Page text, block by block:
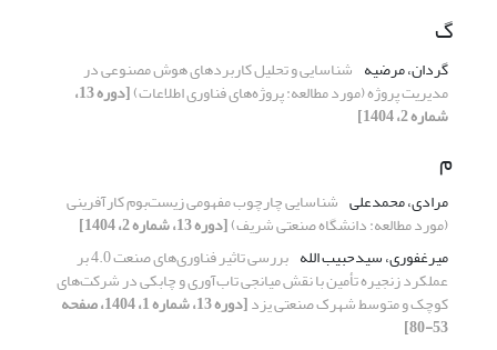
گ
گردان، مرضیه شناسایی و تحلیل کاربردهای هوش مصنوعی در
مدیریت پروژه (مورد مطالعه: پروژه‌های فناوری اطلاعات) [دوره 13،
شماره 2، 1404]
م
مرادی، محمدعلی شناسایی چارچوب مفهومی زیست‌بوم کارآفرینی
(مورد مطالعه: دانشگاه صنعتی شریف)[دوره 13، شماره 2، 1404]
میرغفوری، سیدحبیب الله
بررسی تاثیر فناوری‌های صنعت 4.0 بر
عملکرد زنجیره تأمین با نقش میانجی تاب‌آوری و چابکی در شرکت‌های
کوچک و متوسط شهرک صنعتی یزد [دوره 13، شماره 1، 1404، صفحه
53-80]